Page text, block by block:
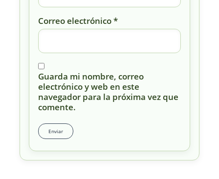
Correo electrónico*
Guarda mi nombre, correo
electrónico y web en este
navegador para la próxima vez que
comente.